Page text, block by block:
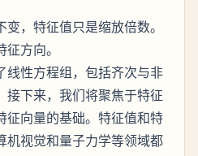
，特征值只是缩放倍数。
方向。
线性方程组，包括齐次与非
接下来，我们将聚焦于特征
征向量的基础。特征值和特
机视觉和量子力学等领域都